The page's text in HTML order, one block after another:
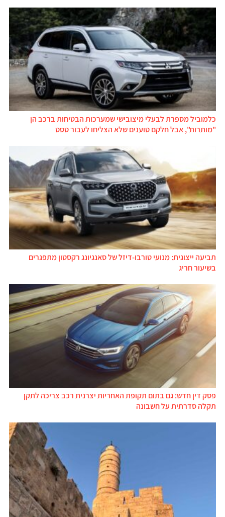
כלמוביל מספרת לבעלי מיצובישי שמערכות הבטיחות ברכב הן
"מותרות", אבל חלקם טוענים שלא הצליחו לעבור טסט
תביעה ייצוגית: מנועי טורבו-דיזל של סאנגיונג רקסטון מתפגרים
בשיעור חריג
פסק דין חדש: גם בתום תקופת האחריות יצרנית רכב צריכה לתקן
תקלה סדרתית על חשבונה